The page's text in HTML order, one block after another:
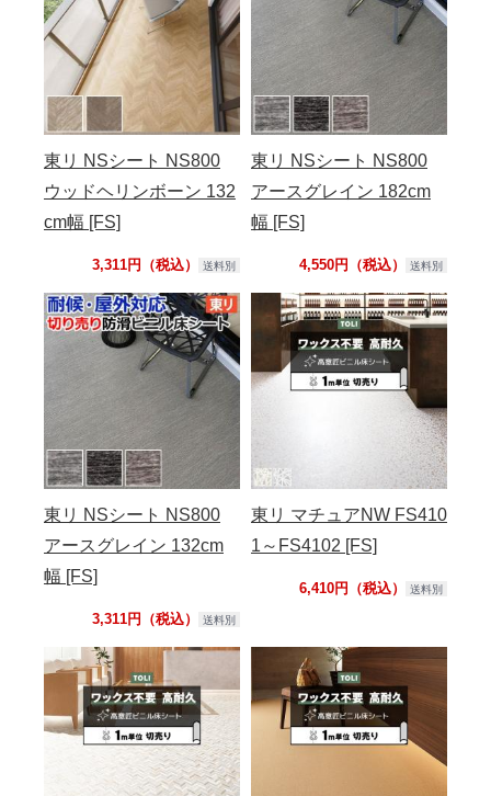
東リ NSシート NS800
ウッドヘリンボーン 132
cm幅 [FS]
3,311円（税込） 送料別
東リ NSシート NS800
アースグレイン 182cm
幅 [FS]
4,550円（税込） 送料別
東リ NSシート NS800
アースグレイン 132cm
幅 [FS]
3,311円（税込） 送料別
東リ マチュアNW FS410
1～FS4102 [FS]
6,410円（税込） 送料別